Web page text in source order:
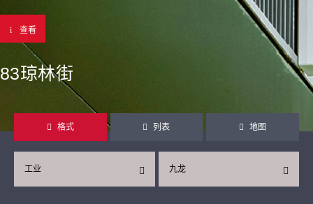
查看
83琼林街
格式 列表 地图
九龙
工业